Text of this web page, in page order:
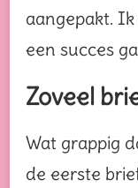
aangepakt.
een succes
Zoveel
Wat grappig
de eerste